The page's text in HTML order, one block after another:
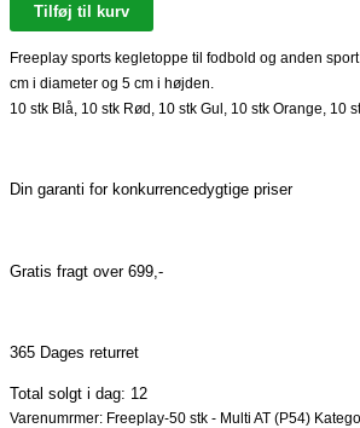
Tilføj til kurv
Freeplay sports kegletoppe til fodbold og anden sport
cm i diameter og 5 cm i højden.
10 stk Blå, 10 stk Rød, 10 stk Gul, 10 stk Orange, 10
Din garanti for konkurrencedygtige priser
Gratis fragt over 699,-
365 Dages returret
Total solgt i dag: 12
Varenumrmer: Freeplay-50 stk - Multi AT (P54)